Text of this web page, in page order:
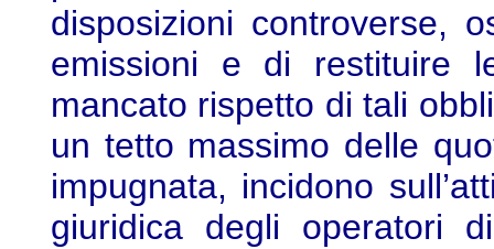
disposizioni controverse,
emissioni e di restituire
mancato rispetto di tali
un tetto massimo delle
impugnata, incidono
giuridica degli operatori